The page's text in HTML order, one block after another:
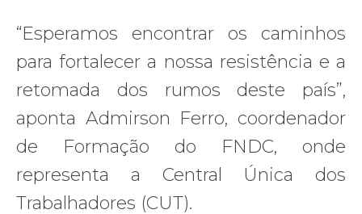
“Esperamos encontrar os caminhos
para fortalecer a nossa resistência e a
retomada dos rumos deste país”,
aponta Admirson Ferro, coordenador
de Formação do FNDC, onde
representa a Central Única dos
Trabalhadores (CUT).